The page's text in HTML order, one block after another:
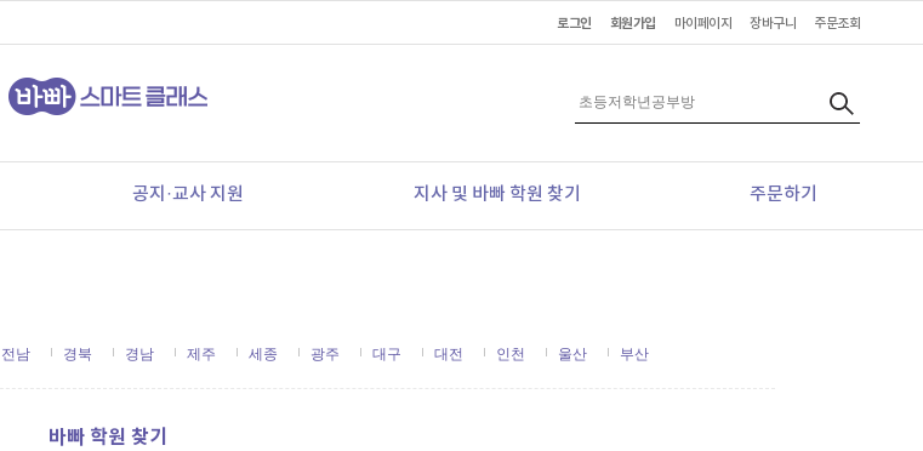
로그인 회원가입 마이페이지 장바구니 주문조회
공지·교사 지원 지사 및 바빠 학원 찾기 주문하기
전남 경북 경남 제주 세종 광주 대구 대전 인천 울산 부산
바빠 학원 찾기